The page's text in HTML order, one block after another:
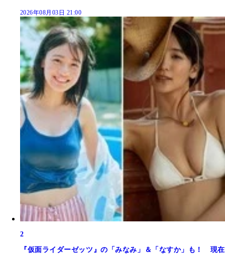
2026年08月03日 21:00
2
『仮面ライダーゼッツ』の「みなみ」＆「なすか」も！ 現在